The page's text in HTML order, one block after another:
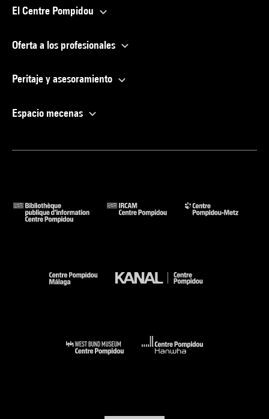
El Centre Pompidou
Oferta a los profesionales
Peritaje y asesoramiento
Espacio mecenas